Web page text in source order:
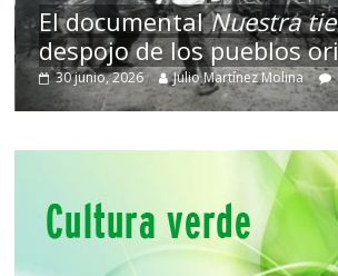
El documentalNuestra
despojo de los pueblos
30 junio, 2026 Julio Martínez Molina